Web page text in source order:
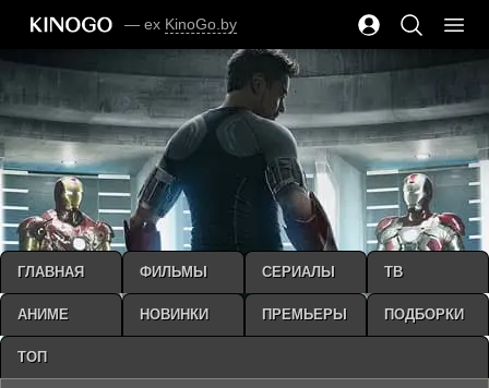
— ex KinoGo.by
ГЛАВНАЯ ФИЛЬМЫ СЕРИАЛЫ ТВ
АНИМЕ НОВИНКИ ПРЕМЬЕРЫ ПОДБОРКИ
ТОП